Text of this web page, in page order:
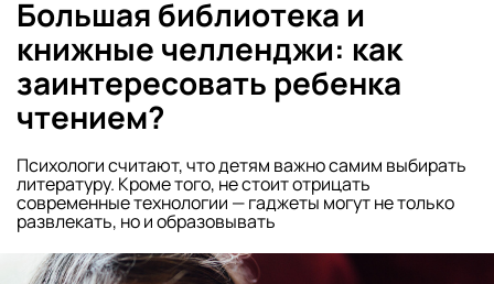
Большая библиотека и
книжные челленджи: как
заинтересовать ребенка
чтением?
Психологи считают, что детям важно самим выбирать
литературу. Кроме того, не стоит отрицать
современные технологии — гаджеты могут не только
развлекать, но и образовывать